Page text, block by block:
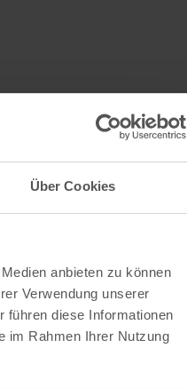
Über Cookies
anbieten zu können
Verwendung unserer
führen diese Informationen
im Rahmen Ihrer Nutzung